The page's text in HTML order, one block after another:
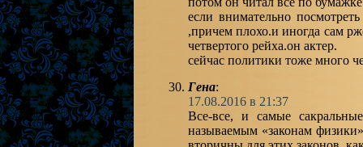
если внимательно
,причем плохо.и иногда сам
четвертого рейха.он актер.
сейчас политики тоже много
Гена:
17.08.2016 в 21:37
Все-все, и самые
называемым «законам